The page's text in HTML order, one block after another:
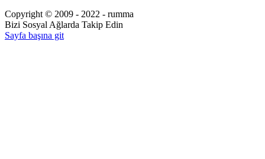
Copyright © 2009 - 2022 - rumma
Bizi Sosyal Ağlarda Takip Edin
Sayfa başına git